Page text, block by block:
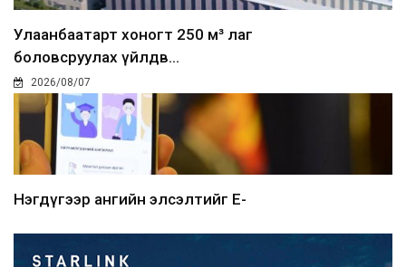
Улаанбаатарт хоногт 250 м³ лаг
боловсруулах үйлдв...
2026/08/07
Нэгдүгээр ангийн элсэлтийг E-